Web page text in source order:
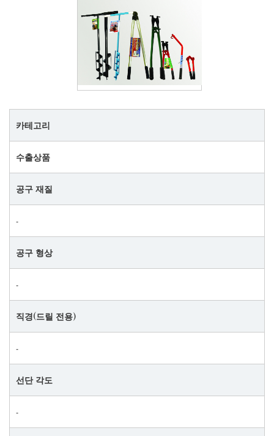
카테고리
수출상품
공구 재질
‐
공구 형상
‐
직경(드릴 전용)
‐
선단 각도
‐